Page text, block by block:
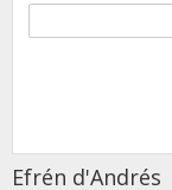
Efrén d'Andrés